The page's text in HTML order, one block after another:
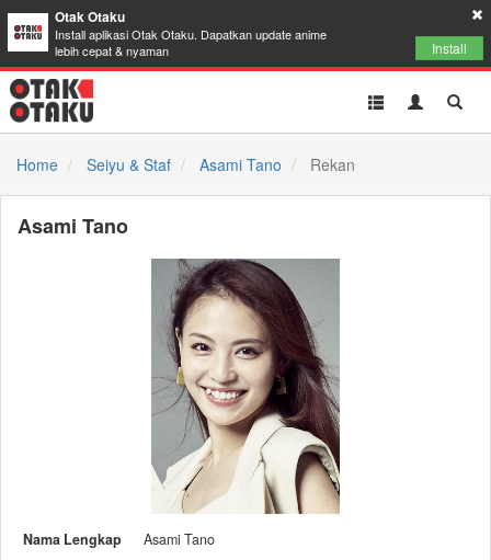
Otak Otaku
Install aplikasi Otak Otaku. Dapatkan update anime
lebih cepat & nyaman
Install
Toggle
Toggle
Home
Seiyu & Staf Asami Tano Rekan
Asami Tano
Nama Lengkap
Asami Tano